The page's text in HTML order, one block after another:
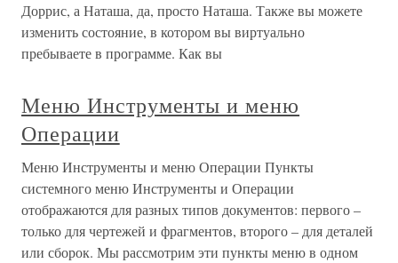
Доррис, а Наташа, да, просто Наташа. Также вы можете
изменить состояние, в котором вы виртуально
пребываете в программе. Как вы
Меню Инструменты и меню
Операции
Меню Инструменты и меню Операции Пункты
системного меню Инструменты и Операции
отображаются для разных типов документов: первого –
только для чертежей и фрагментов, второго – для деталей
или сборок. Мы рассмотрим эти пункты меню в одном